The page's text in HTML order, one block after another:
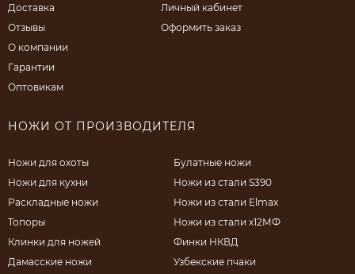
Доставка
Отзывы
О компании
Гарантии
Оптовикам
Личный кабинет
Оформить заказ
НОЖИ ОТ ПРОИЗВОДИТЕЛЯ
Ножи для охоты
Ножи для кухни
Раскладные ножи
Топоры
Клинки для ножей
Дамасские ножи
Булатные ножи
Ножи из стали S390
Ножи из стали Elmax
Ножи из стали х12МФ
Финки НКВД
Узбекские пчаки